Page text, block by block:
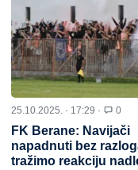
25.10.2025. · 17:29 · 0
FK Berane: Navijači
napadnuti bez
tražimo reakciju